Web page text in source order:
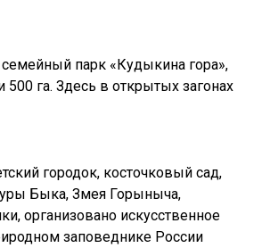
парк «Кудыкина гора»,
га. Здесь в открытых загонах
городок, косточковый сад,
Быка, Змея Горыныча,
организовано искусственное
заповеднике России